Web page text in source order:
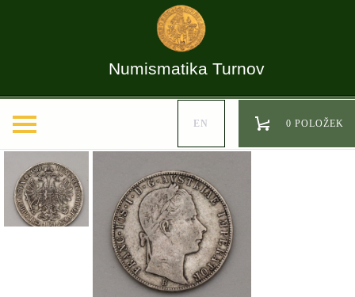
Numismatika Turnov
EN 0 POLOŽEK